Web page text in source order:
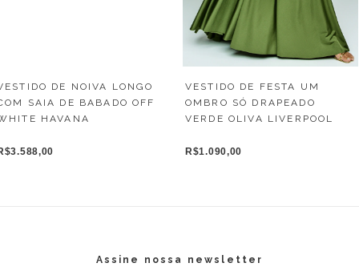
DE NOIVA LONGO
SAIA DE BABADO OFF
HAVANA
VESTIDO DE FESTA UM
OMBRO SÓ DRAPEADO
VERDE OLIVA LIVERPOOL
R$1.090,00
Assine nossa newsletter